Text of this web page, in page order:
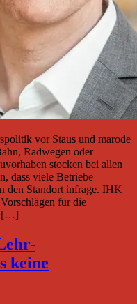
vor Staus und marode
Radwegen oder
stocken bei allen
dass viele Betriebe
den Standort infrage. IHK
für die
[…]
keine